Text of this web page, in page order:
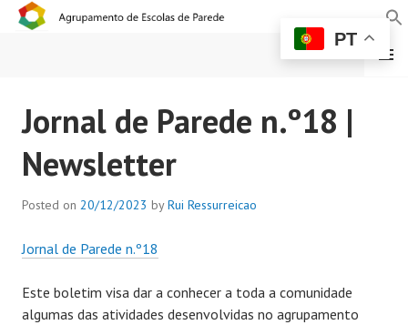
AGRUPAMENTO DE
ESCOLAS DE PAREDE
MENU
Jornal de Parede n.º18 |
Newsletter
Posted on 20/12/2023 byRui Ressurreicao
Jornal de Parede n.º18
Este boletim visa dar a conhecer a toda a comunidade
algumas das atividades desenvolvidas no agrupamento
PT